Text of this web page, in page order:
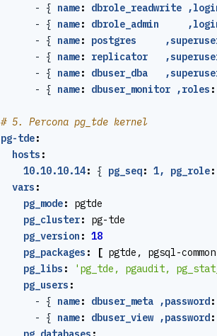
- { name: dbrole_readwrite
- { name: dbrole_admin
- { name: postgres
- { name: replicator
- { name: dbuser_dba
- { name: dbuser_monitor ,roles :
# 5. Percona pg_tde kernel
pg-tde:
hosts :
10.10.10.14: { pg_seq: 1, pg_role:
vars :
pg_mode:
pgtde
pg_cluster:
pg-tde
pg_version : 18
pg_packages : [ pgtde, pgsql-
pg_libs :
'pg_tde, pgaudit,
pg_users :
- { name: dbuser_meta ,password:
- { name: dbuser_view ,password: